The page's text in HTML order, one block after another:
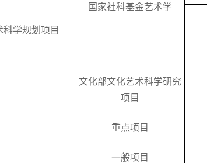
科学规划项目
国家社科基金艺术学
文化部文化艺术科学研究
项目
重点项目
一般项目